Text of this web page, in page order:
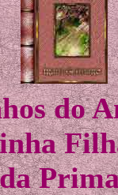
do